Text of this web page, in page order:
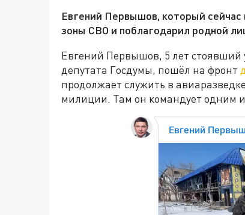
Евгений Первышов, который сейчас
зоны СВО и поблагодарил родной
Евгений Первышов, 5 лет стоявший
депутата Госдумы, пошёл на фронт
продолжает служить в
милиции. Там он командует одним